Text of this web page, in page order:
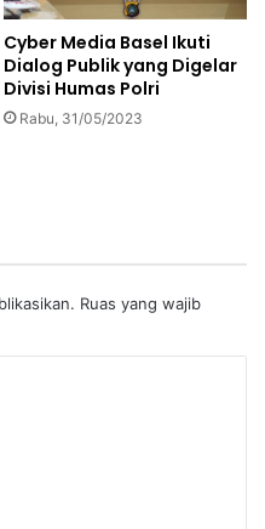
Cyber Media Basel Ikuti
Dialog Publik yang Digelar
Divisi Humas Polri
Rabu, 31/05/2023
Ruas yang wajib